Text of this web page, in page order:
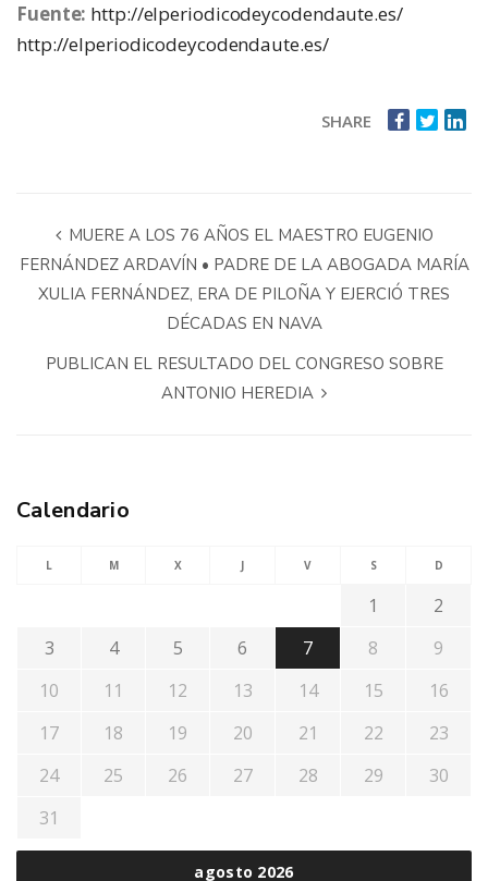
Fuente: http://elperiodicodeycodendaute.es/
http://elperiodicodeycodendaute.es/
SHARE
MUERE A LOS 76 AÑOS EL MAESTRO EUGENIO
FERNÁNDEZ ARDAVÍN • PADRE DE LA ABOGADA MARÍA
XULIA FERNÁNDEZ, ERA DE PILOÑA Y EJERCIÓ TRES
DÉCADAS EN NAVA
PUBLICAN EL RESULTADO DEL CONGRESO SOBRE
ANTONIO HEREDIA
Calendario
agosto 2026
L M X J V S D
1
2
3
4 5 6 7 8
9
10
11 12 13 14 15
16
17
18 19 20 21 22
23
24
25 26 27 28 29
30
31